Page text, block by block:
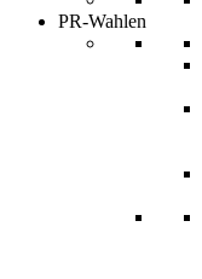
PR-Wahlen